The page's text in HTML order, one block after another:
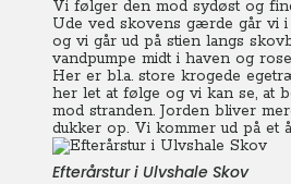
Vi følger den mod sydøst og
Ude ved skovens gærde går vi
og vi går ud på stien langs
vandpumpe midt i haven og
Her er bl.a. store krogede
her let at følge og vi kan se, at
mod stranden. Jorden bliver
dukker op. Vi kommer ud på et
Efterårstur i Ulvshale Skov